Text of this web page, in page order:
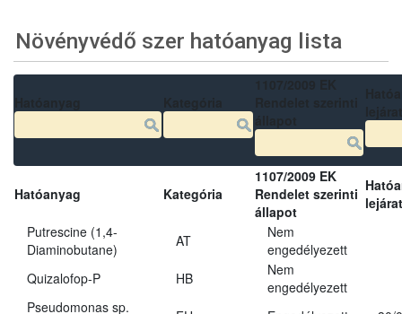
Növényvédő szer hatóanyag lista
Hatóanyag Kategória
1107/2009 EK
Rendelet szerinti
állapot
Putrescine (1,4-
Diaminobutane)
AT
Nem
engedélyezett
Quizalofop-P
HB
Nem
engedélyezett
Pseudomonas sp.